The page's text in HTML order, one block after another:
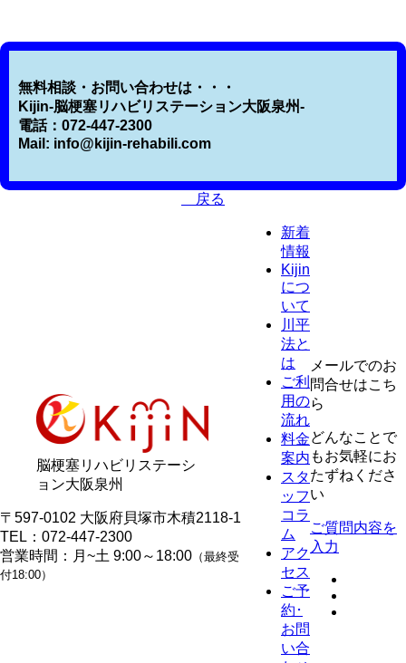
無料相談・お問い合わせは・・・
Kijin-脳梗塞リハビリステーション大阪泉州-
電話：072-447-2300
Mail: info@kijin-rehabili.com
戻る
脳梗塞リハビリステーシ
ョン大阪泉州
〒597-0102 大阪府貝塚市木積2118-1
TEL： 072-447-2300
営業時間：月~土 9:00～18:00 （最終受
付18:00）
新着
情報
Kijin
につ
いて
川平
法と
は
ご利
用の
流れ
料金
案内
スタ
ッフ
コラ
ム
アク
セス
ご予
約･
お問
い合
メールでのお
問合せはこち
ら
どんなことで
もお気軽にお
たずねくださ
い
ご質問内容を
入力